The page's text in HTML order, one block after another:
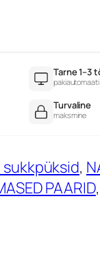
Tarne 1–3
pakiautomaati
Turvaline
maksmine
,
PAARID,